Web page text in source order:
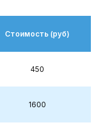
Стоимость (руб)
450
1600